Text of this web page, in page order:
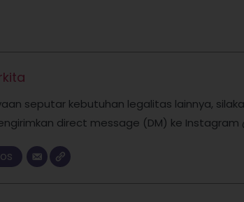
seputar kebutuhan legalitas lainnya,
direct message (DM) ke Instagram